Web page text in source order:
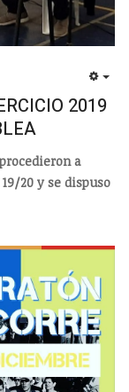
2019
a
20 y se dispuso